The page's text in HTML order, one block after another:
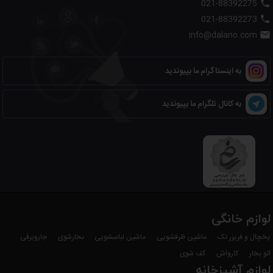
برند
نوع دستگاه
توان مصرفی
گنجایش کتری
جنس قوری
فیلتر قوری استیل تاشو



به اینستاگرام ما بپیوندید
به کانال تلگرام ما بپیوندید
لوازم خانگی
یخچال و فریزر تک ماشین ظرفشویی ماشین لباسشویی بخارشوی
جاروبرقی
اتو بخار
کارواش کف شوی